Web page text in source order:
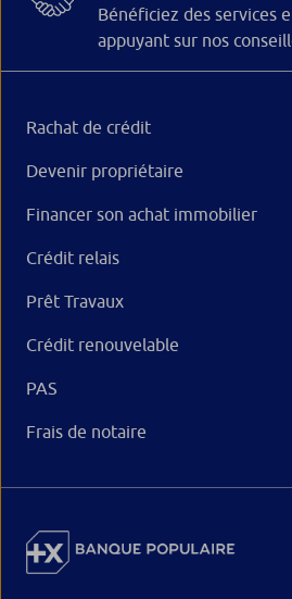
Bénéficiez des services
appuyant sur nos
Rachat de crédit
Devenir propriétaire
Financer son achat immobilier
Crédit relais
Prêt Travaux
Crédit renouvelable
PAS
Frais de notaire